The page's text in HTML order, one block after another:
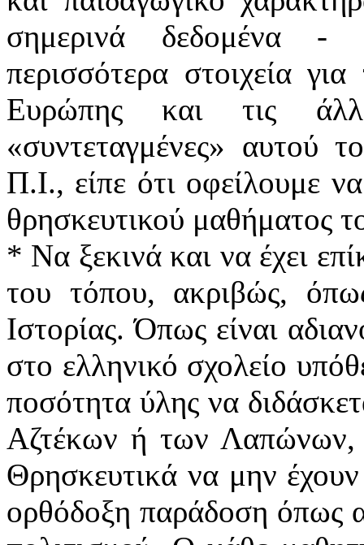
σημερινά δεδομένα -
περισσότερα στοιχεία για
Ευρώπης και τις
«συντεταγμένες» αυτού
Π.Ι., είπε ότι οφείλουμε
θρησκευτικού μαθήματος
* Nα ξεκινά και να έχει
του τόπου, ακριβώς,
Ιστορίας. Όπως είναι
στο ελληνικό σχολείο
ποσότητα ύλης να
Αζτέκων ή των Λαπώνων,
Θρησκευτικά να μην
ορθόδοξη παράδοση όπως